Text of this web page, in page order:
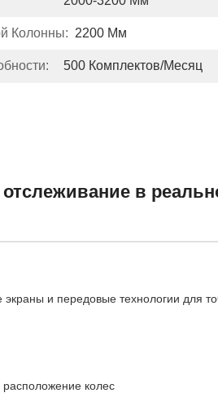
Колонны: 2200 Мм
500 Комплектов/месяц
в
и передовые технологии для
колес